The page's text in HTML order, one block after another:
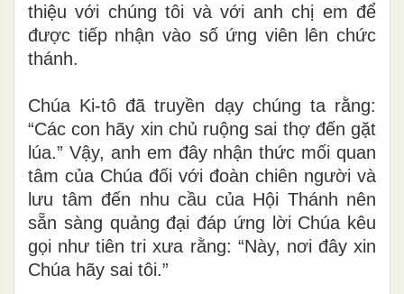
thiệu với chúng tôi và với anh chị em để
được tiếp nhận vào số ứng viên lên chức
thánh.
Chúa Ki-tô đã truyền dạy chúng ta rằng:
“Các con hãy xin chủ ruộng sai thợ đến gặt
lúa.” Vậy, anh em đây nhận thức mối quan
tâm của Chúa đối với đoàn chiên người và
lưu tâm đến nhu cầu của Hội Thánh nên
sẵn sàng quảng đại đáp ứng lời Chúa kêu
gọi như tiên tri xưa rằng: “Này, nơi đây xin
Chúa hãy sai tôi.”